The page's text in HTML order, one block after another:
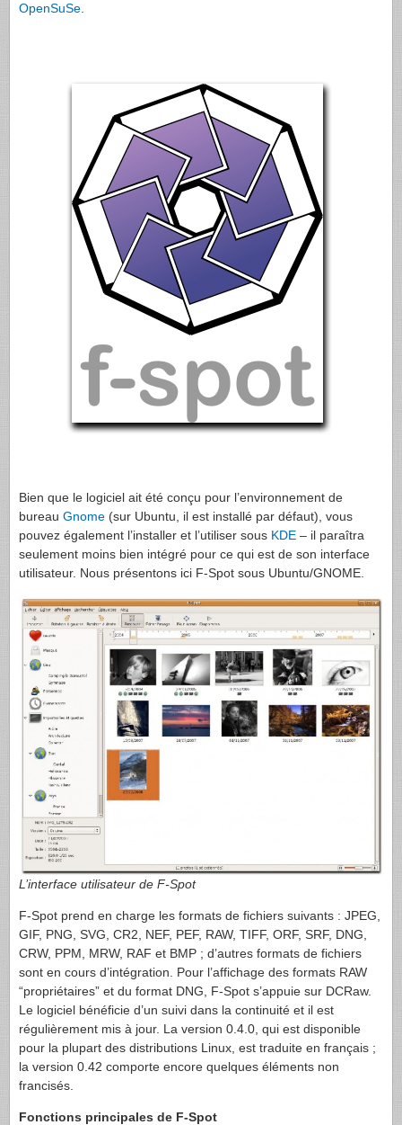
OpenSuSe
Bien que le logiciel ait été conçu pour l’environnement de
bureau Gnome (sur Ubuntu, il est installé par défaut), vous
pouvez également l’installer et l’utiliser sous KDE – il paraîtra
seulement moins bien intégré pour ce qui est de son interface
utilisateur. Nous présentons ici F-Spot sous Ubuntu/GNOME
L’interface utilisateur de F-Spot
F-Spot prend en charge les formats de fichiers suivants : JPEG
GIF, PNG SVG , CR2, NEF, PEF, RAW, TIFF, ORF, SRF, DNG
CRW, PPM MRW, RAF et BMP ; d’autres formats de fichiers
sont en cours d’intégration. Pour l’affichage des formats RAW
“propriétaires” et du format DNG , F-Spot s’appuie sur DCRaw.
Le logiciel bénéficie d’un suivi dans la continuité et il est
régulièrement mis à jour. La version 0.4.0, qui est disponible
pour la plupart des distributions Linux, est traduite en français ;
la version 0.42 comporte encore quelques éléments non
francisés.
Fonctions principales de F-Spot